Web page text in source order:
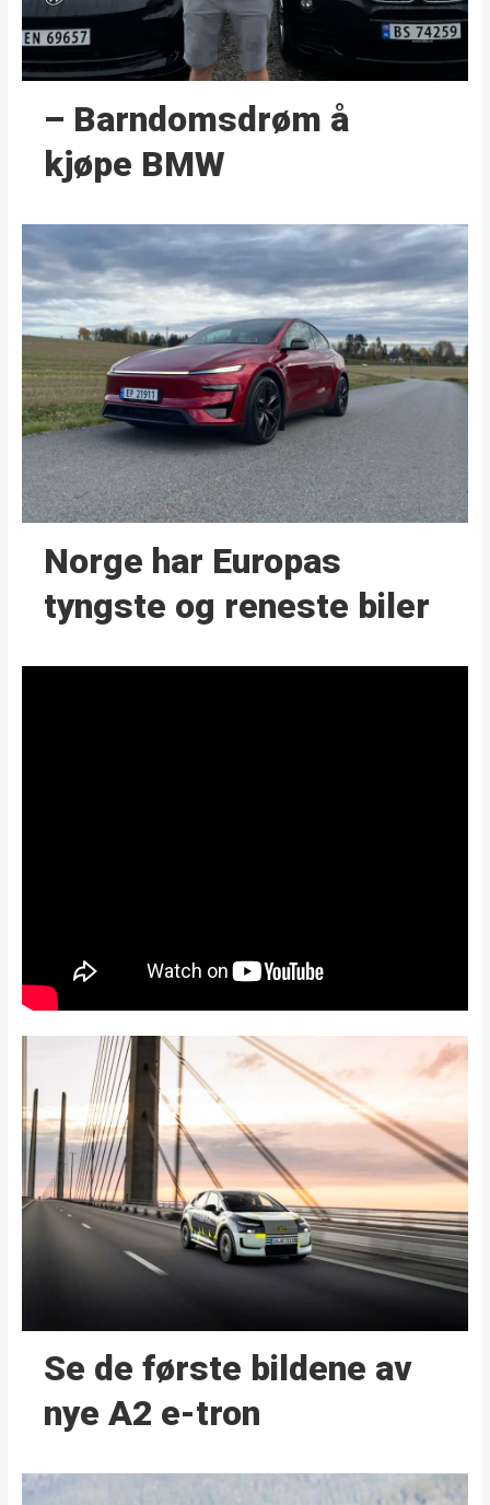
– Barndoms­drøm å
kjøpe BMW
Norge har Europas
tyngste og reneste biler
Se de første bildene av
nye A2 e-tron